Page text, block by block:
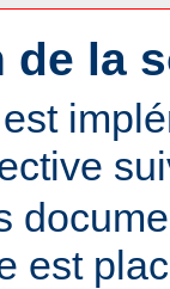
de la
est